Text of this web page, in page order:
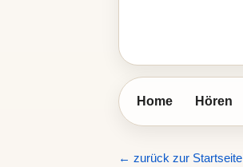
Home Hören
← zurück zur Startseite